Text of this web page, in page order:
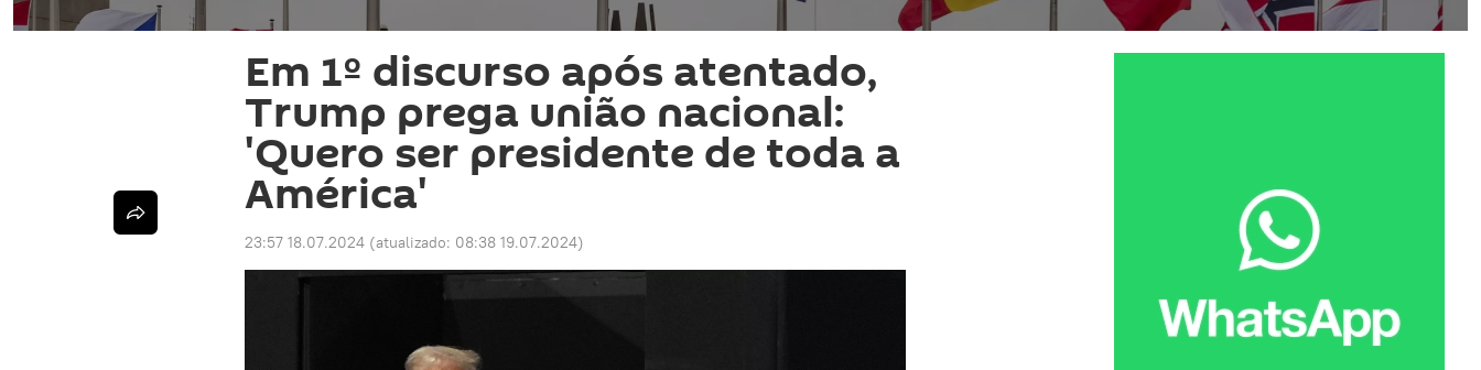
Em 1º discurso após atentado,
Trump prega união nacional:
'Quero ser presidente de toda a
América'
23:57 18.07.2024 (atualizado: 08:38 19.07.2024)